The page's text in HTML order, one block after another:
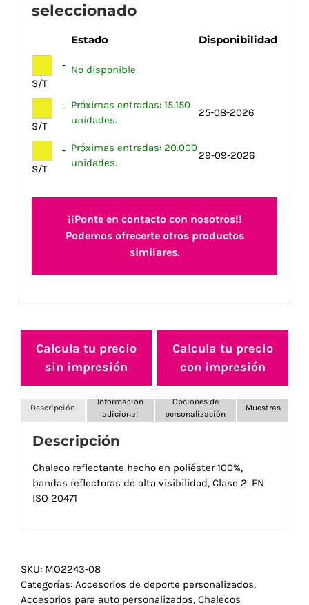
seleccionado
Estado Disponibilidad
-
S/T
No disponible
-
S/T
Próximas entradas: 15.150
unidades.
25-08-2026
-
S/T
Próximas entradas: 20.000
unidades.
29-09-2026
¡¡Ponte en contacto con nosotros!!
Podemos ofrecerte otros productos
similares.
Calcula tu precio
sin impresión
Calcula tu precio
con impresión
Descripción
Información
adicional
Opciones de
personalización
Muestras
Descripción
Chaleco reflectante hecho en poliéster 100%,
bandas reflectoras de alta visibilidad, Clase 2. EN
ISO 20471
SKU: MO2243-08
Categorías: Accesorios de deporte personalizados,
Accesorios para auto personalizados, Chalecos